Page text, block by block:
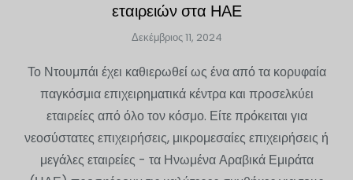
εταιρειών στα ΗΑΕ
Δεκέμβριος 11, 2024
Το Ντουμπάι έχει καθιερωθεί ως ένα από τα κορυφαία
παγκόσμια επιχειρηματικά κέντρα και προσελκύει
εταιρείες από όλο τον κόσμο. Είτε πρόκειται για
νεοσύστατες επιχειρήσεις, μικρομεσαίες επιχειρήσεις ή
μεγάλες εταιρείες - τα Ηνωμένα Αραβικά Εμιράτα